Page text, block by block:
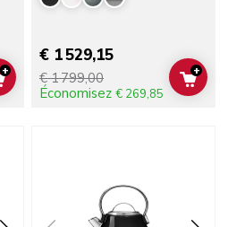
ADD TO CART
+
€ 1 529,15
€ 1 799,00
Économisez € 269,85
ADD
+